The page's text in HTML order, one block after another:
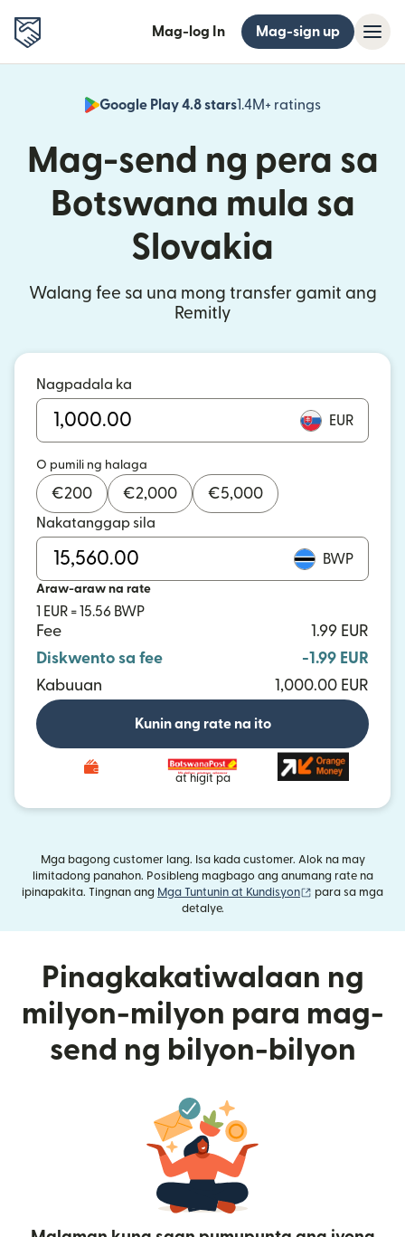
Mag-log In Mag-sign up
Google Play 4.8 stars1.4M+ ratings
(bubukas
Mag-send ng pera sa
Botswana mula sa
Slovakia
Walang fee sa una mong transfer gamit ang
Remitly
Nagpadala ka
EUR
O pumili ng halaga
€200 €2,000 €5,000
Nakatanggap sila
BWP
Araw-araw na rate
1 EUR = 15.56 BWP
Fee
1.99 EUR
Diskwento sa fee
-1.99 EUR
Kabuuan
1,000.00 EUR
Kunin ang rate na ito
at higit pa
Mga bagong customer lang. Isa kada customer. Alok na may
limitadong panahon. Posibleng magbago ang anumang rate na
ipinapakita. Tingnan ang Mga Tuntunin at Kundisyon (bubukas sa
para sa mga
detalye.
Pinagkakatiwalaan ng
milyon-milyon para mag-
send ng bilyon-bilyon